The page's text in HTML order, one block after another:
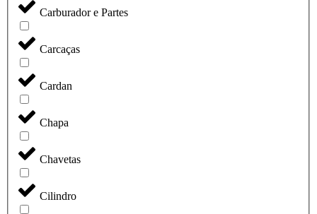
Carburador e Partes
Carcaças
Cardan
Chapa
Chavetas
Cilindro